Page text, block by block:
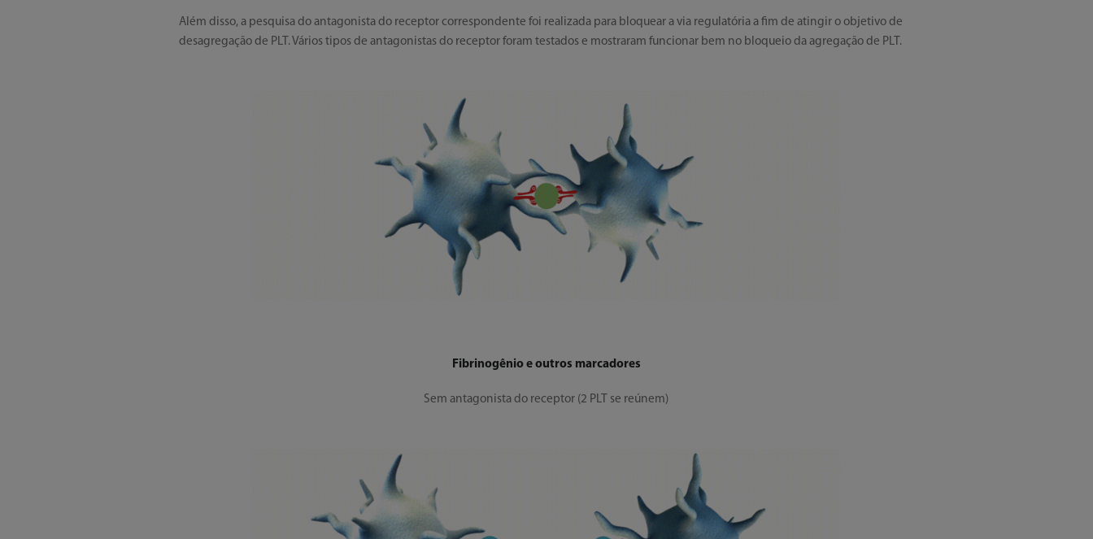
Além disso, a pesquisa do antagonista do receptor correspondente foi realizada para bloquear a via regulatória a fim de atingir o objetivo de
desagregação de PLT. Vários tipos de antagonistas do receptor foram testados e mostraram funcionar bem no bloqueio da agregação de PLT.
Fibrinogênio e outros marcadores
Sem antagonista do receptor (2 PLT se reúnem)